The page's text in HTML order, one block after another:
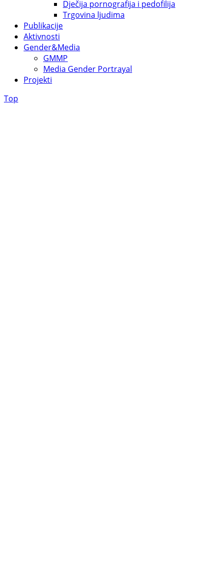
Dječija pornografija i pedofilija
Trgovina ljudima
Publikacije
Aktivnosti
Gender&Media
GMMP
Media Gender Portrayal
Projekti
Top